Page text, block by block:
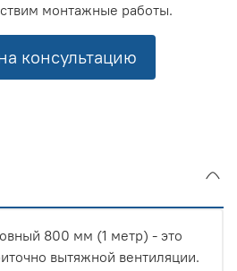
монтажные работы.
консультацию
800 мм (1 метр) - это
вытяжной вентиляции.